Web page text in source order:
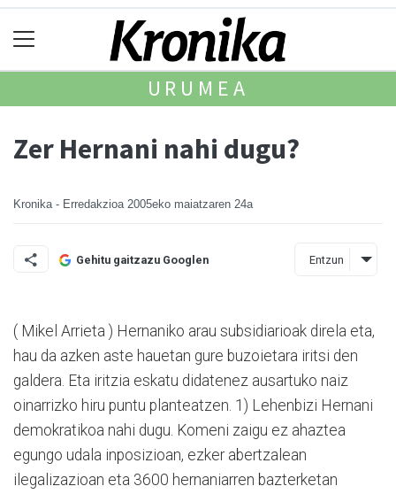
URUMEA
Zer Hernani nahi dugu?
Kronika - Erredakzioa 2005eko maiatzaren 24a
Gehitu gaitzazu Googlen Entzun
( Mikel Arrieta ) Hernaniko arau subsidiarioak direla eta,
hau da azken aste hauetan gure buzoietara iritsi den
galdera. Eta iritzia eskatu didatenez ausartuko naiz
oinarrizko hiru puntu planteatzen. 1) Lehenbizi Hernani
demokratikoa nahi dugu. Komeni zaigu ez ahaztea
egungo udala inposizioan, ezker abertzalean
ilegalizazioan eta 3600 hernaniarren bazterketan